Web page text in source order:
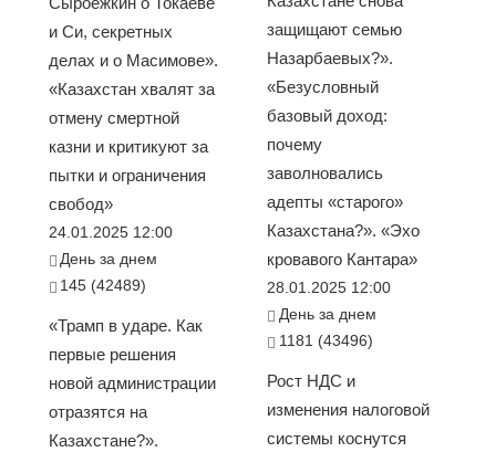
и Си, секретных
делах и о Масимове».
«Казахстан хвалят за
отмену смертной
казни и критикуют за
пытки и ограничения
свобод»
24.01.2025 12:00
День за днем
145 (42489)
«Трамп в ударе. Как
первые решения
новой администрации
отразятся на
Казахстане?».
защищают семью
Назарбаевых?».
«Безусловный
базовый доход:
почему
заволновались
адепты «старого»
Казахстана?». «Эхо
кровавого Кантара»
28.01.2025 12:00
День за днем
1181 (43496)
Рост НДС и
изменения налоговой
системы коснутся